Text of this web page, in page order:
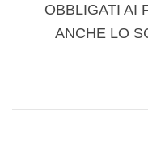
OBBLIGATI AI
ANCHE LO